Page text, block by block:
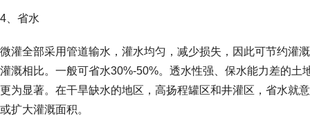
4、省水
微灌全部采用管道输水，灌水均匀，减少损失，因此可节约灌
灌溉相比。一般可省水30%-50%。透水性强、保水能力差的土
更为显著。在干旱缺水的地区，高扬程罐区和井灌区，省水就
或扩大灌溉面积。